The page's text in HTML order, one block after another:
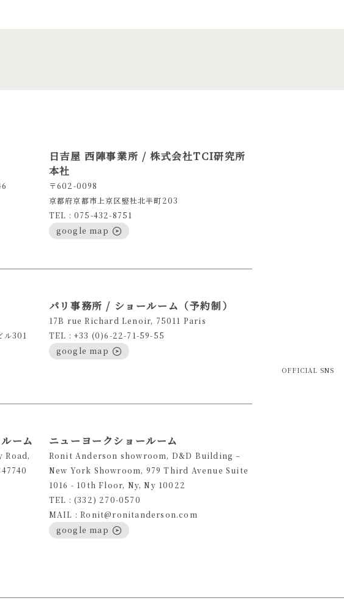
日吉屋 西陣事業所 / 株式会社TCI研究所
本社
〒602-0098
京都府京都市上京区竪社北半町203
TEL : 075-432-8751
google map
ル301
パリ事務所 / ショールーム（予約制）
17B rue Richard Lenoir, 75011 Paris
TEL : +33 (0)6-22-71-59-55
google map
ーム
Road,
ニューヨークショールーム
Ronit Anderson showroom, D&D Building –
New York Showroom, 979 Third Avenue Suite
1016 - 10th Floor, Ny, Ny 10022
TEL : (332) 270-0570
MAIL : Ronit@ronitanderson.com
google map
OFFICIAL SNS